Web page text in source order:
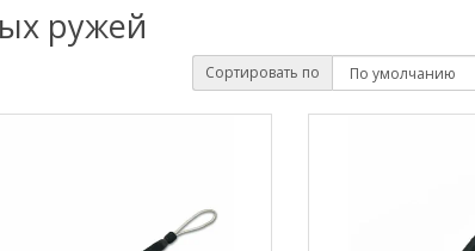
ружей
Сортировать по